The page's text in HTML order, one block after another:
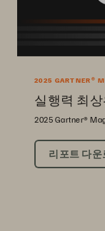
2025 GARTNER®
실행력 최
2025 Gartner®
리포트 다운